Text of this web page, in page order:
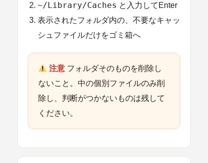
~/Library/Caches と入力してEnter
表示されたフォルダ内の、 不要なキャッ
シュファイルだけをゴミ箱へ
注意 フォルダそのものを削除し
ないこと。中の個別ファイルのみ削
除し、判断がつかないものは残して
ください。